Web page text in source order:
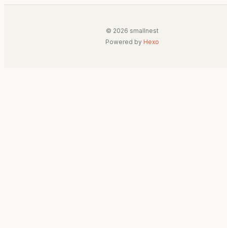
© 2026 smallnest
Powered by Hexo